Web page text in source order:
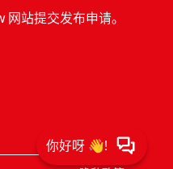
站提交发布申请。